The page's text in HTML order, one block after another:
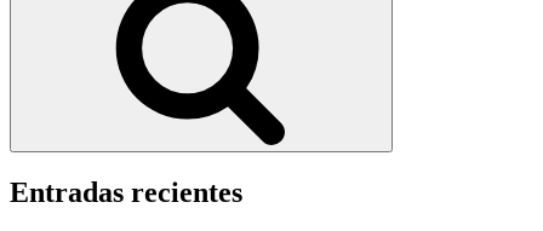
Entradas recientes